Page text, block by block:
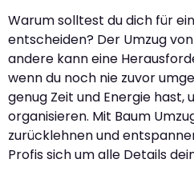
Warum solltest du dich für
entscheiden? Der Umzug
andere kann eine
wenn du noch nie zuvor
genug Zeit und Energie hast,
organisieren. Mit Baum
zurücklehnen und
Profis sich um alle Details